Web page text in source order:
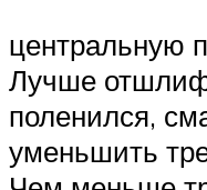
центральную
Лучше
поленился,
уменьшить